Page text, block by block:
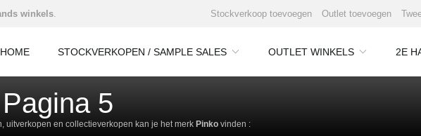
winkels. Stockverkoop toevoegen Outlet toevoegen
HOME STOCKVERKOPEN / SAMPLE SALES OUTLET WINKELS 2E
5
uitverkopen en collectieverkopen kan je het merk Pinko vinden :